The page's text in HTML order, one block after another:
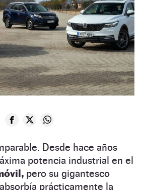
Desde hace años
potencia industrial en el
pero su gigantesco
prácticamente la